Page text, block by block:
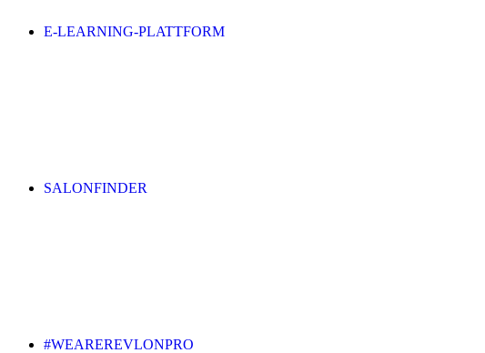
E-LEARNING-PLATTFORM
SALONFINDER
#WEAREREVLONPRO